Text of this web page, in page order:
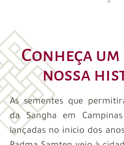
Conheça
nossa
As sementes que
da Sangha em
lançadas no início dos